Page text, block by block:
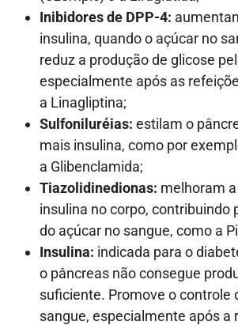
Inibidores de DPP-4: a
insulina, quando o açúcar no
reduz a produção de glicose
especialmente após as
a Linagliptina;
Sulfoniluréias: estilam o
mais insulina, como por
a Glibenclamida;
Tiazolidinedionas: melhoram
insulina no corpo, contribuindo
do açúcar no sangue, como a
Insulina: indicada para o
o pâncreas não consegue
suficiente. Promove o controle
sangue, especialmente após a